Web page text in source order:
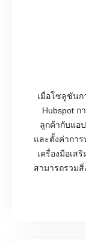
เมื่อโซลูชัน
Hubspot
ลูกค้ากับแอ
และตั้งค่ากา
เครื่องมือเส
สามารถรวมสิ่